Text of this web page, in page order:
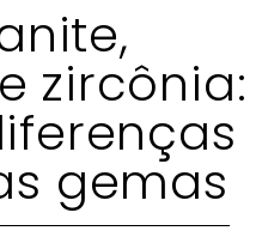
zircônia:
gemas